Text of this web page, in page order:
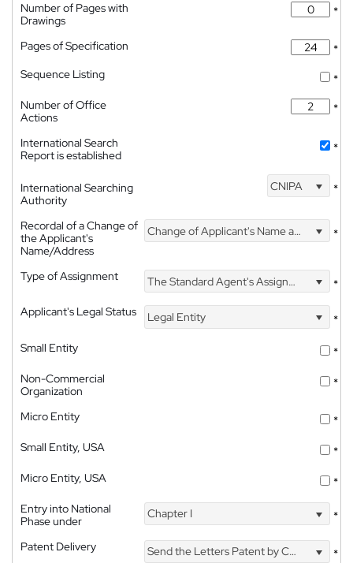
Number of Pages with
Drawings
*
Pages of Specification
*
Sequence Listing
*
Number of Office
Actions
*
International Search
Report is established
*
International Searching
Authority
CNIPA *
Recordal of a Change of
the Applicant's
Name/Address
Change of Applicant's Name and Address *
Type of Assignment The Standard Agent's Assignment
*
Applicant's Legal Status
Legal Entity
*
Small Entity
*
Non-Commercial
Organization
*
Micro Entity
*
Small Entity, USA
*
Micro Entity, USA
*
Entry into National
Phase under
Chapter I *
Patent Delivery Send the Letters Patent by Courier
*